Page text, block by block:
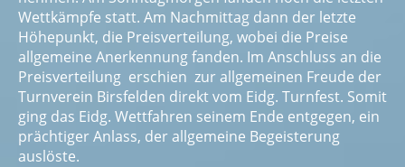
Wettkämpfe statt. Am Nachmittag dann der letzte
Höhepunkt, die Preisverteilung, wobei die Preise
allgemeine Anerkennung fanden. Im Anschluss an die
Preisverteilung erschien zur allgemeinen Freude der
Turnverein Birsfelden direkt vom Eidg. Turnfest. Somit
ging das Eidg. Wettfahren seinem Ende entgegen, ein
prächtiger Anlass, der allgemeine Begeisterung
auslöste.